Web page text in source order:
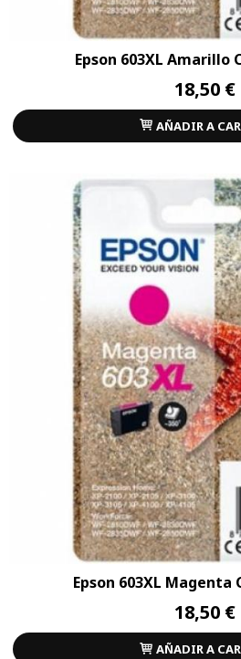
Epson 603XL Amarillo
18,50 €
AÑADIR A
Epson 603XL Magenta
18,50 €
AÑADIR A